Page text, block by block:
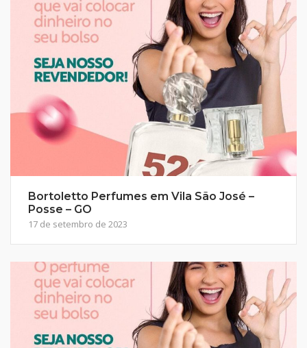
Bortoletto Perfumes em Vila São José –
Posse – GO
17 de setembro de 2023